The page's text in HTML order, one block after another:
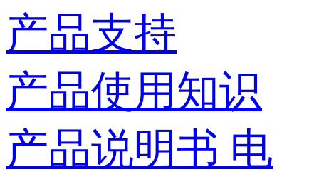
产品支持
产品使用知识
产品说明书 电